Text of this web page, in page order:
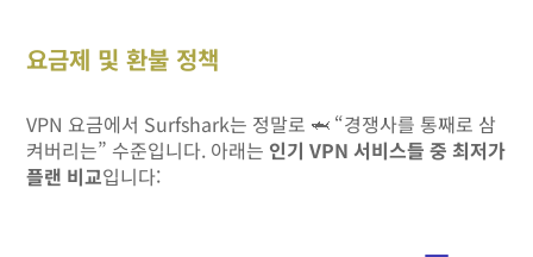
요금제 및 환불 정책
VPN 요금에서 Surfshark는 정말로 🦈 “경쟁사를 통째로 삼
켜버리는” 수준입니다. 아래는 인기 VPN 서비스들 중 최저가
플랜 비교입니다: